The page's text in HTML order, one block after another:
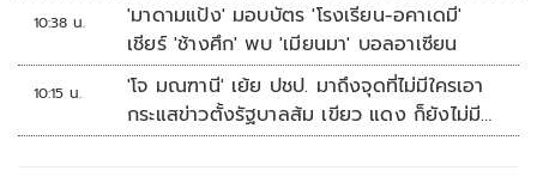
10:38 น.
'มาดามแป้ง' มอบบัตร 'โรงเรียน-อคาเดมี'
เชียร์ 'ช้างศึก' พบ 'เมียนมา' บอลอาเซียน
10:15 น.
'โจ มณฑานี' เย้ย ปชป. มาถึงจุดที่ไม่มีใครเอา
กระแสข่าวตั้งรัฐบาลส้ม เขียว แดง ก็ยังไม่มีฟ้า
เลย